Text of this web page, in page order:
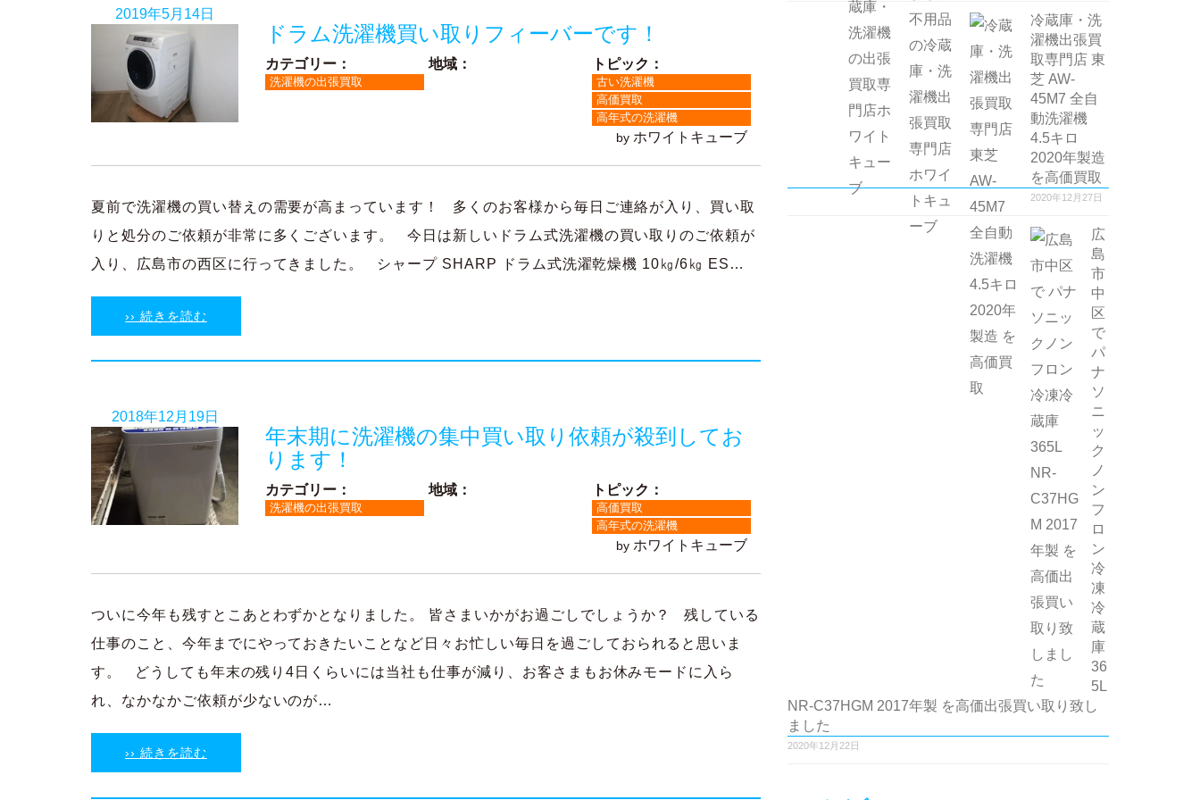
2019年5月14日
ドラム洗濯機買い取りフィーバーです！
カテゴリー：
洗濯機の出張買取
地域： トピック：
古い洗濯機
高価買取
高年式の洗濯機
by ホワイトキューブ
夏前で洗濯機の買い替えの需要が高まっています！ 多くのお客様から毎日ご連絡が入り、買い取
りと処分のご依頼が非常に多くございます。 今日は新しいドラム式洗濯機の買い取りのご依頼が
入り、広島市の西区に行ってきました。 シャープ SHARP ドラム式洗濯乾燥機 10㎏/6㎏ ES…
›› 続きを読む
2018年12月19日
年末期に洗濯機の集中買い取り依頼が殺到してお
ります！
カテゴリー：
洗濯機の出張買取
地域： トピック：
高価買取
高年式の洗濯機
by ホワイトキューブ
ついに今年も残すとこあとわずかとなりました。 皆さまいかがお過ごしでしょうか？ 残している
仕事のこと、今年までにやっておきたいことなど日々お忙しい毎日を過ごしておられると思いま
す。 どうしても年末の残り4日くらいには当社も仕事が減り、お客さまもお休みモードに入ら
れ、なかなかご依頼が少ないのが…
›› 続きを読む
冷蔵庫・洗
濯機出張買
取専門店 東
芝 AW-
45M7 全自
動洗濯機
4.5キロ
2020年製造
を高価買取
2020年12月27日
広
島
市
中
区
で
パ
ナ
ソ
ニ
ッ
ク
ノ
ン
フ
ロ
ン
冷
凍
冷
蔵
庫
36
5L
NR-C37HGM 2017年製 を高価出張買い取り致し
ました
2020年12月22日